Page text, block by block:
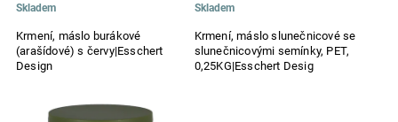
Krmení, máslo burákové
(arašídové) s červy|Esschert
Design
Skladem
Krmení, máslo slunečnicové se
slunečnicovými semínky, PET,
0,25KG|Esschert Desig
Skladem